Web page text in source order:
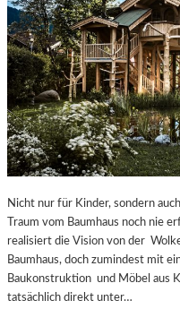
Nicht nur für Kinder, sondern
Traum vom Baumhaus noch nie
realisiert die Vision von der
Baumhaus, doch zumindest mit
Baukonstruktion und Möbel aus
tatsächlich direkt unter…